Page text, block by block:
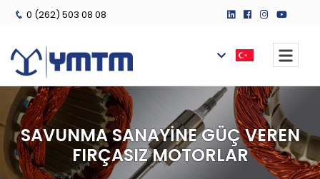
0 (262) 503 08 08
SAVUNMA SANAYİNE GÜÇ VEREN
FIRÇASIZ MOTORLAR